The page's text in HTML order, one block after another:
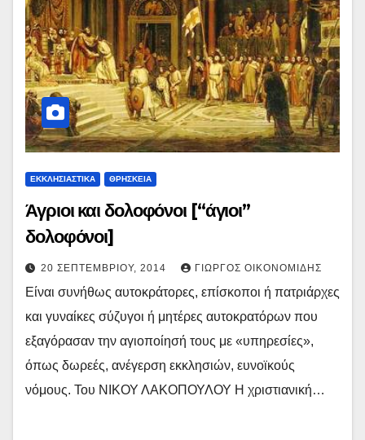
ΕΚΚΛΗΣΙΑΣΤΙΚΑ ΘΡΗΣΚΕΙΑ
Άγριοι και δολοφόνοι [“άγιοι”
δολοφόνοι]
20 ΣΕΠΤΕΜΒΡΊΟΥ, 2014 ΓΙΏΡΓΟΣ ΟΙΚΟΝΟΜΊΔΗΣ
Είναι συνήθως αυτοκράτορες, επίσκοποι ή πατριάρχες
και γυναίκες σύζυγοι ή μητέρες αυτοκρατόρων που
εξαγόρασαν την αγιοποίησή τους με «υπηρεσίες»,
όπως δωρεές, ανέγερση εκκλησιών, ευνοϊκούς
νόμους. Του ΝΙΚΟΥ ΛΑΚΟΠΟΥΛΟΥ Η χριστιανική…